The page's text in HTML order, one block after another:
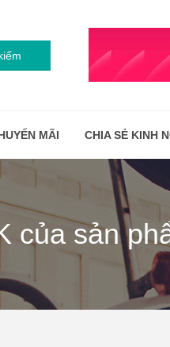
MÃI CHIA SẺ KINH
của sản